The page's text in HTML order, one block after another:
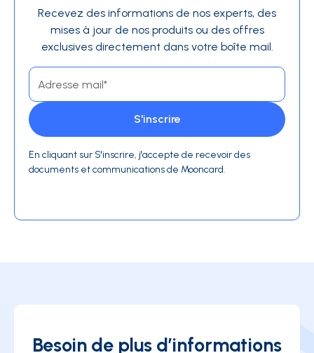
Recevez des informations de nos experts, des
mises à jour de nos produits ou des offres
exclusives directement dans votre boîte mail.
En cliquant sur S'inscrire, j'accepte de recevoir des
documents et communications de Mooncard.
Besoin de plus d’informations